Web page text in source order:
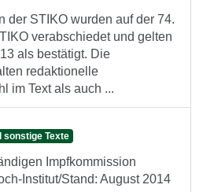
der STIKO wurden auf der 74.
verabschiedet und gelten
als bestätigt. Die
redaktionelle
im Text als auch ...
sonstige Texte
Impfkommission
Institut/Stand: August 2014